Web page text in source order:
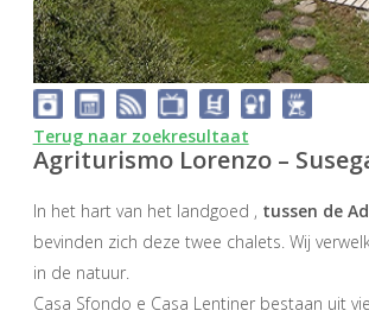
Terug naar zoekresultaat
Agriturismo Lorenzo –
In het hart van het landgoed , tussen de
bevinden zich deze twee chalets. Wij
in de natuur.
Casa Sfondo e Casa Lentiner bestaan uit